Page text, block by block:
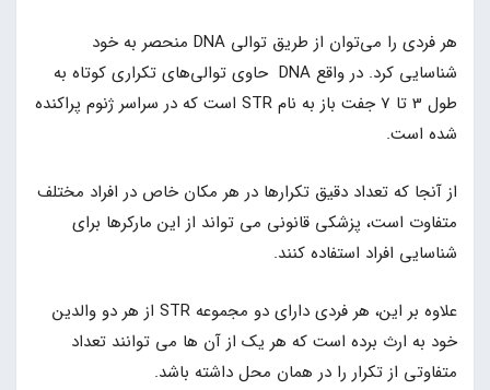
هر فردی را می‌توان از طریق توالی DNA منحصر به خود
شناسایی کرد. در واقع DNA حاوی توالی‌های تکراری کوتاه به
طول 3 تا 7 جفت باز به نام STR است که در سراسر ژنوم پراکنده
شده است.
از آنجا که تعداد دقیق تکرارها در هر مکان خاص در افراد مختلف
متفاوت است، پزشکی قانونی می تواند از این مارکرها برای
شناسایی افراد استفاده کنند.
علاوه بر این، هر فردی دارای دو مجموعه STR از هر دو والدین
خود به ارث برده است که هر یک از آن ها می توانند تعداد
متفاوتی از تکرار را در همان محل داشته باشد.